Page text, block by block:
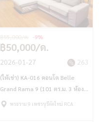
฿50,000/ด.
-9%
2026-01-27 263
(ให้เช่า) KA-016 คอนโด Belle
Grand Rama 9 (101 ตร.ม. 3 ห้อง
นอน 2 ห้องน้ำ) เพียง 50,000 บาท/
พระราม 9 เพชรบุรีตัดใหม่ RCA